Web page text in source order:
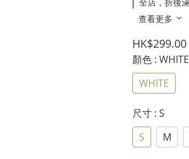
查看更多
HK$299.00
顏色 : WHITE
WHITE
尺寸 : S
S
M